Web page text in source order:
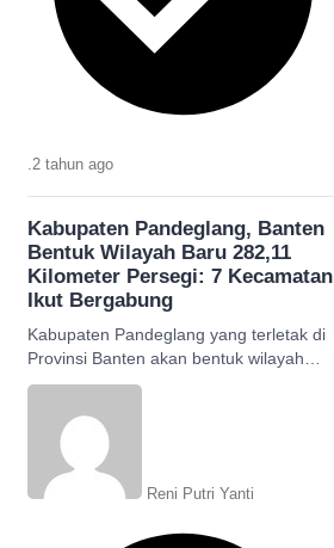
2 tahun ago
Kabupaten Pandeglang, Banten
Bentuk Wilayah Baru 282,11
Kilometer Persegi: 7 Kecamatan
Ikut Bergabung
Kabupaten Pandeglang yang terletak di
Provinsi Banten akan bentuk wilayah
daerah baru, diperkirakan luasnya
Reni Putri Yanti